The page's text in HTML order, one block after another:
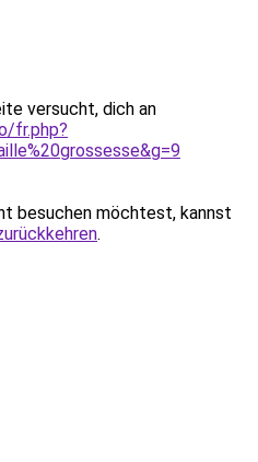
versucht, dich an
fr.php?
besuchen möchtest, kannst
.